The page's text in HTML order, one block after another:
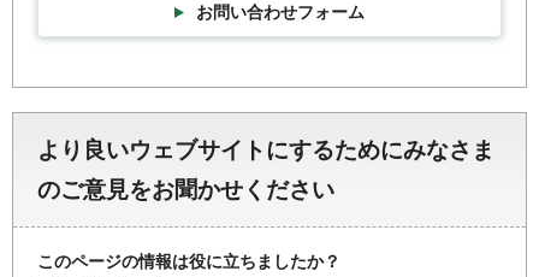
お問い合わせフォーム
より良いウェブサイトにするためにみなさま
のご意見をお聞かせください
このページの情報は役に立ちましたか？